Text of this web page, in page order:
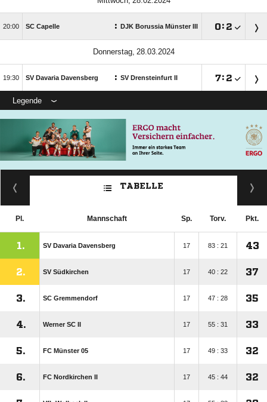
 SC Capelle : DJK Borussia Münster III : 
 
 SV Davaria Davensberg : SV Drensteinfurt II : 
Legende
TABELLE
Pl. Mannschaft Sp. Torv. Pkt.
1. SV Davaria Davensberg 17 83 : 21 43
2. SV Südkirchen 17 40 : 22 37
3. SC Gremmendorf 17 47 : 28 35
4. Werner SC II 17 55 : 31 33
5. FC Münster 05 17 49 : 33 32
6. FC Nordkirchen II 17 45 : 44 32